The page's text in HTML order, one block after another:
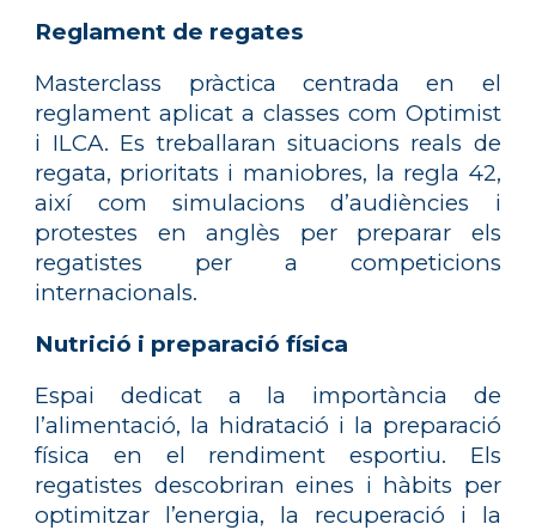
Reglament de regates
Masterclass pràctica centrada en el
reglament aplicat a classes com Optimist
i ILCA. Es treballaran situacions reals de
regata, prioritats i maniobres, la regla 42,
així com simulacions d’audiències i
protestes en anglès per preparar els
regatistes per a competicions
internacionals.
Nutrició i preparació física
Espai dedicat a la importància de
l’alimentació, la hidratació i la preparació
física en el rendiment esportiu. Els
regatistes descobriran eines i hàbits per
optimitzar l’energia, la recuperació i la